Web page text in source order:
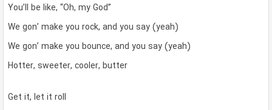
You’ll be like, “Oh, my God”
We gon’ make you rock, and you say (yeah)
We gon’ make you bounce, and you say (yeah)
Hotter, sweeter, cooler, butter
Get it, let it roll